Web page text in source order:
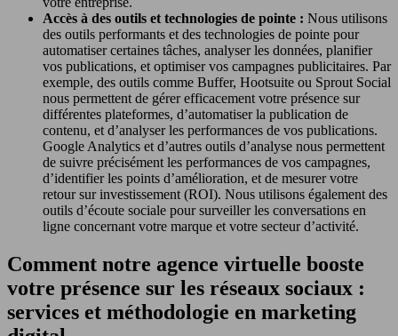
Accès à des outils et technologies de pointe : Nous utilisons
des outils performants et des technologies de pointe pour
automatiser certaines tâches, analyser les données, planifier
vos publications, et optimiser vos campagnes publicitaires. Par
exemple, des outils comme Buffer, Hootsuite ou Sprout Social
nous permettent de gérer efficacement votre présence sur
différentes plateformes, d’automatiser la publication de
contenu, et d’analyser les performances de vos publications.
Google Analytics et d’autres outils d’analyse nous permettent
de suivre précisément les performances de vos campagnes,
d’identifier les points d’amélioration, et de mesurer votre
retour sur investissement (ROI). Nous utilisons également des
outils d’écoute sociale pour surveiller les conversations en
ligne concernant votre marque et votre secteur d’activité.
Comment notre agence virtuelle booste
votre présence sur les réseaux sociaux :
services et méthodologie en marketing